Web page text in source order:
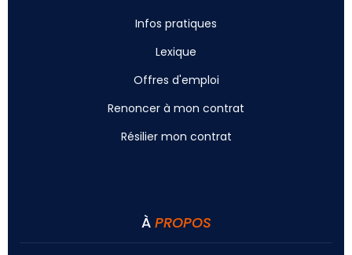
Infos pratiques
Lexique
Offres d'emploi
Renoncer à mon contrat
Résilier mon contrat
À PROPOS